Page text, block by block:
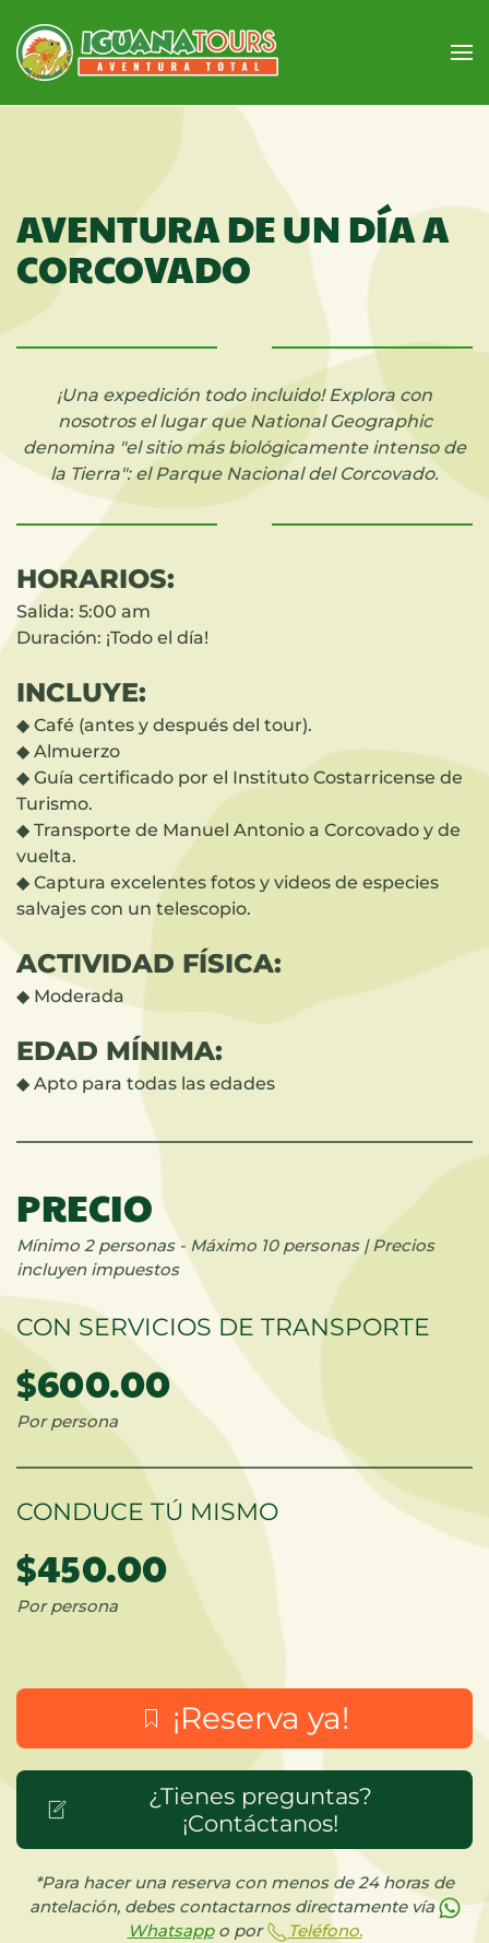
Skip to main content
AVENTURA DE UN DÍA A
CORCOVADO
¡Una expedición todo incluido! Explora con
nosotros el lugar que National Geographic
denomina "el sitio más biológicamente intenso de
la Tierra": el Parque Nacional del Corcovado.
HORARIOS:
Salida: 5:00 am
Duración: ¡Todo el día!
INCLUYE:
◆ Café (antes y después del tour).
◆ Almuerzo
◆ Guía certificado por el Instituto Costarricense de
Turismo.
◆ Transporte de Manuel Antonio a Corcovado y de
vuelta.
◆ Captura excelentes fotos y videos de especies
salvajes con un telescopio.
ACTIVIDAD FÍSICA:
◆ Moderada
EDAD MÍNIMA:
◆ Apto para todas las edades
PRECIO
Mínimo 2 personas - Máximo 10 personas |Precios
incluyen impuestos
CON SERVICIOS DE TRANSPORTE
$600.00
Por persona
CONDUCE TÚ MISMO
$450.00
Por persona
¡Reserva ya!
¿Tienes preguntas?
¡Contáctanos!
*Para hacer una reserva con menos de 24 horas de
antelación, debes contactarnos directamente vía
Whatsappo por Teléfono.